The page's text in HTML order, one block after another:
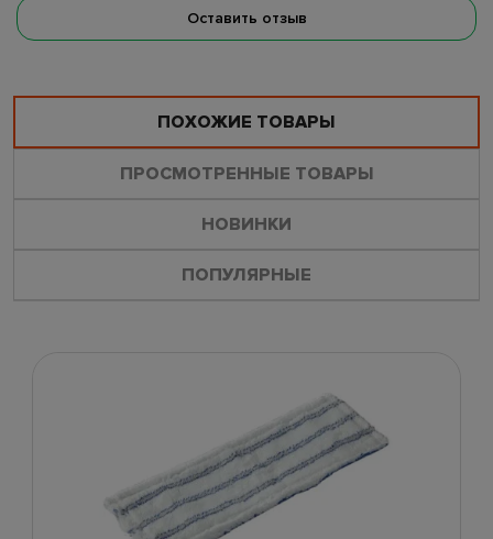
Оставить отзыв
ПОХОЖИЕ ТОВАРЫ
ПРОСМОТРЕННЫЕ ТОВАРЫ
НОВИНКИ
ПОПУЛЯРНЫЕ